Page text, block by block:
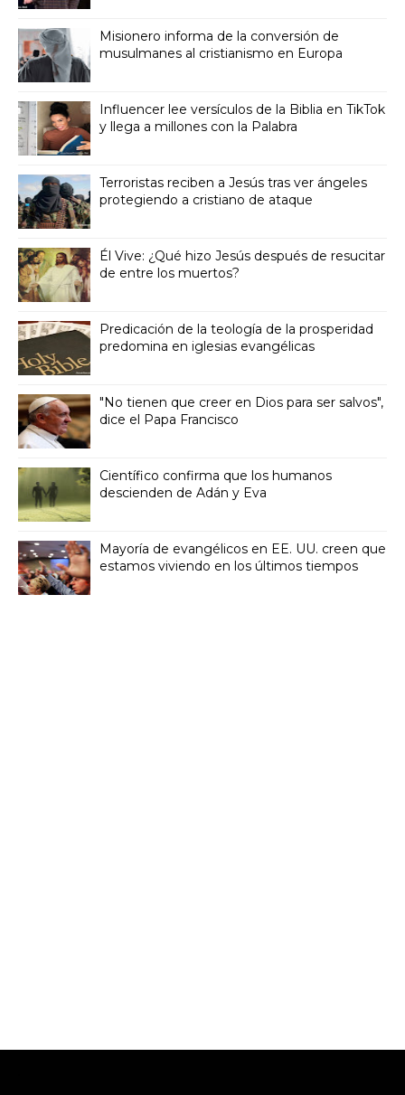
Misionero informa de la conversión de
musulmanes al cristianismo en Europa
Influencer lee versículos de la Biblia en TikTok
y llega a millones con la Palabra
Terroristas reciben a Jesús tras ver ángeles
protegiendo a cristiano de ataque
Él Vive: ¿Qué hizo Jesús después de resucitar
de entre los muertos?
Predicación de la teología de la prosperidad
predomina en iglesias evangélicas
"No tienen que creer en Dios para ser salvos",
dice el Papa Francisco
Científico confirma que los humanos
descienden de Adán y Eva
Mayoría de evangélicos en EE. UU. creen que
estamos viviendo en los últimos tiempos